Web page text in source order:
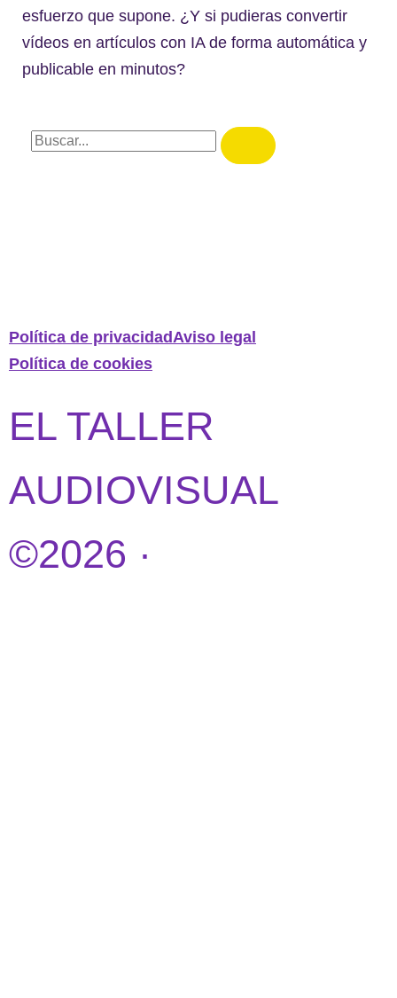
esfuerzo que supone. ¿Y si pudieras convertir
vídeos en artículos con IA de forma automática y
publicable en minutos?
Política de privacidadAviso legal
Política de cookies
EL TALLER
AUDIOVISUAL
©2026 ·